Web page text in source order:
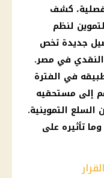
كشف
لنظم
جديدة تخص
النقدي في مصر.
في الفترة
إلى مستحقيه
التموينية.
تأثيره على